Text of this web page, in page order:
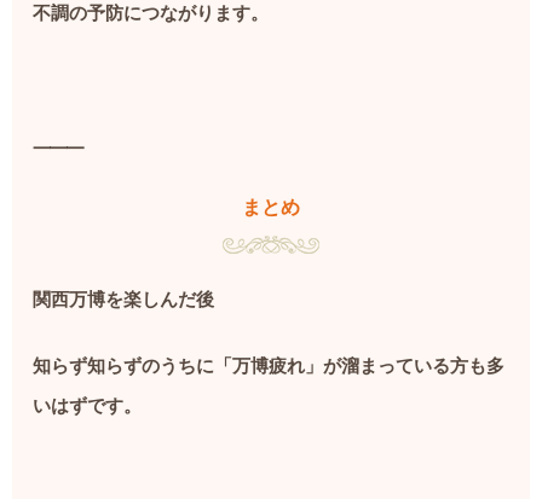
不調の予防につながります。
⸻
まとめ
関西万博を楽しんだ後
知らず知らずのうちに「万博疲れ」が溜まっている方も多
いはずです。